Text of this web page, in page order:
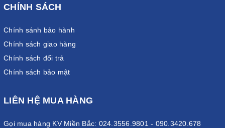
CHÍNH SÁCH
Chính sánh bảo hành
Chính sách giao hàng
Chính sách đổi trả
Chính sách bảo mật
LIÊN HỆ MUA HÀNG
Gọi mua hàng KV Miền Bắc: 024.3556.9801 - 090.3420.678